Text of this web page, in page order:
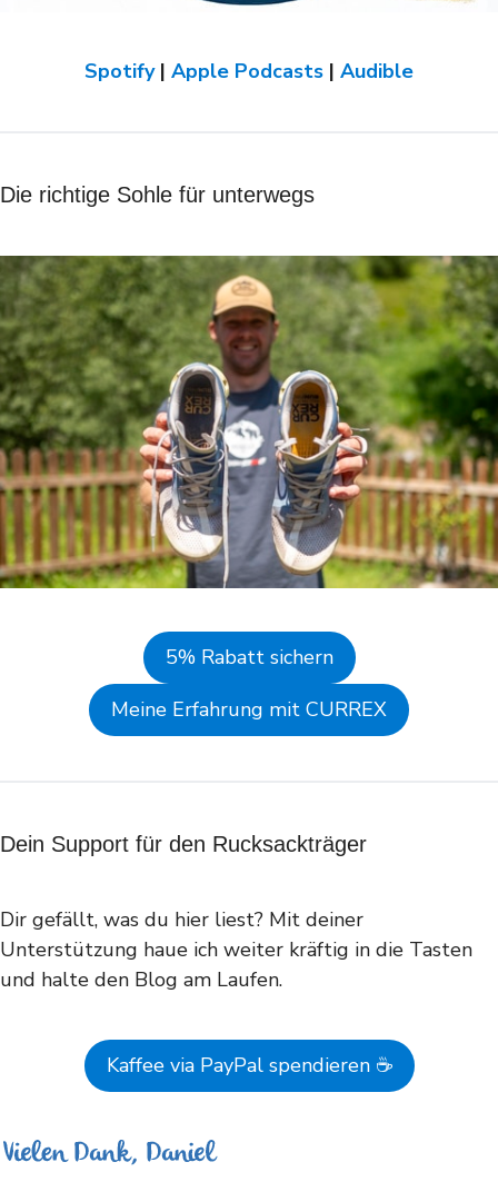
Spotify| Apple Podcasts | Audible
Die richtige Sohle für unterwegs
5% Rabatt sichern
Meine Erfahrung mit CURREX
Dein Support für den Rucksackträger
Dir gefällt, was du hier liest? Mit deiner
Unterstützung haue ich weiter kräftig in die Tasten
und halte den Blog am Laufen.
Kaffee via PayPal spendieren ☕